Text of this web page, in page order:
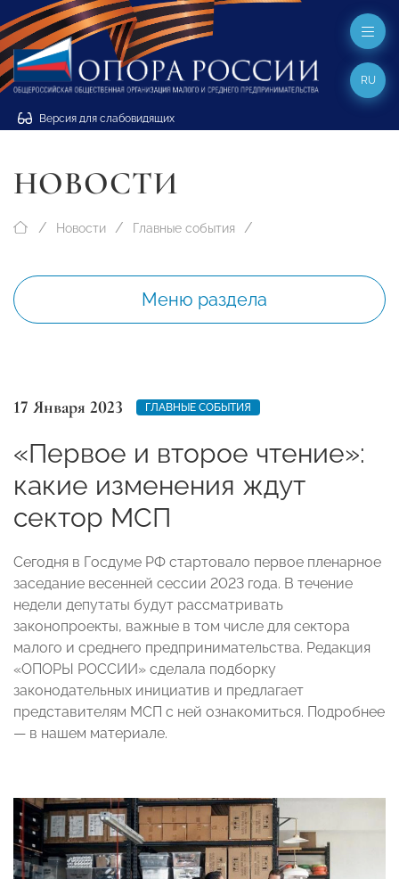
Версия для слабовидящих
RU
НОВОСТИ
Новости Главные события
Меню раздела
17 Января 2023 ГЛАВНЫЕ СОБЫТИЯ
«Первое и второе чтение»:
какие изменения ждут
сектор МСП
Сегодня в Госдуме РФ стартовало первое пленарное
заседание весенней сессии 2023 года. В течение
недели депутаты будут рассматривать
законопроекты, важные в том числе для сектора
малого и среднего предпринимательства. Редакция
«ОПОРЫ РОССИИ» сделала подборку
законодательных инициатив и предлагает
представителям МСП с ней ознакомиться. Подробнее
— в нашем материале.